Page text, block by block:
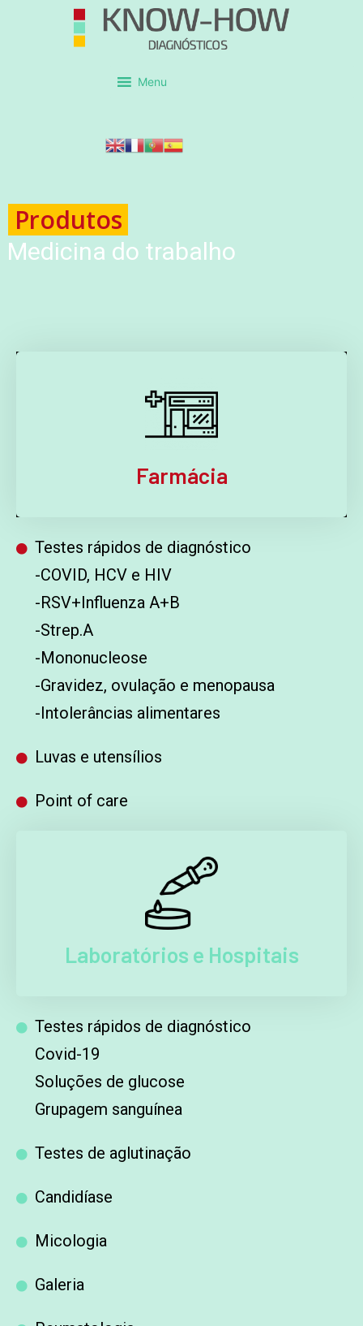
Menu
Produtos
Medicina do trabalho
Farmácia
Testes rápidos de diagnóstico
-COVID, HCV e HIV
-RSV+Influenza A+B
-Strep.A
-Mononucleose
-Gravidez, ovulação e menopausa
-Intolerâncias alimentares
Luvas e utensílios
Point of care
Laboratórios e Hospitais
Testes rápidos de diagnóstico
Covid-19
Soluções de glucose
Grupagem sanguínea
Testes de aglutinação
Candidíase
Micologia
Galeria